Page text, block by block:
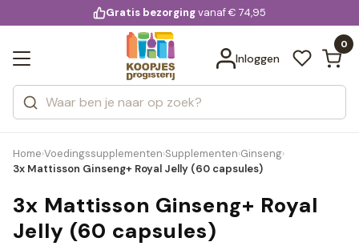
voor 20:00 uur besteld
Gratis bezorgingvanaf € 74,95
Inloggen
0
Zoeken
Categorieën
Merken
Bekijk alle resultaten
Home›Voedingssupplementen›Supplementen›Ginseng›
3x Mattisson Ginseng+ Royal Jelly (60 capsules)
3x Mattisson Ginseng+ Royal
Jelly (60 capsules)